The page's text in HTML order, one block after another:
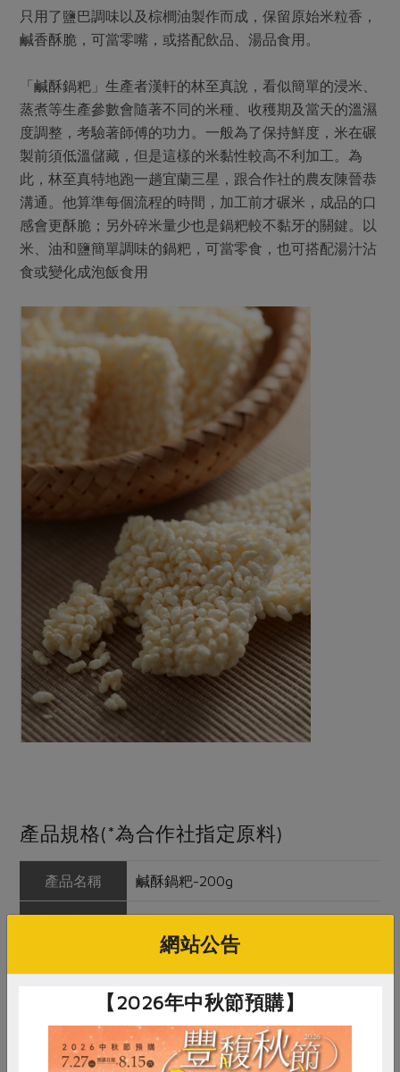
只用了鹽巴調味以及棕櫚油製作而成，保留原始米粒香，
鹹香酥脆，可當零嘴，或搭配飲品、湯品食用。
「鹹酥鍋粑」生產者漢軒的林至真說，看似簡單的浸米、
蒸煮等生產參數會隨著不同的米種、收穫期及當天的溫濕
度調整，考驗著師傅的功力。一般為了保持鮮度，米在碾
製前須低溫儲藏，但是這樣的米黏性較高不利加工。為
此，林至真特地跑一趟宜蘭三星，跟合作社的農友陳晉恭
溝通。他算準每個流程的時間，加工前才碾米，成品的口
感會更酥脆；另外碎米量少也是鍋粑較不黏牙的關鍵。以
米、油和鹽簡單調味的鍋粑，可當零食，也可搭配湯汁沾
食或變化成泡飯食用
產品規格(*為合作社指定原料)
產品名稱 鹹酥鍋粑-200g
200公克
內容物 圓糯米*、棕櫚油、食鹽
網站公告
【2026年中秋節預購】